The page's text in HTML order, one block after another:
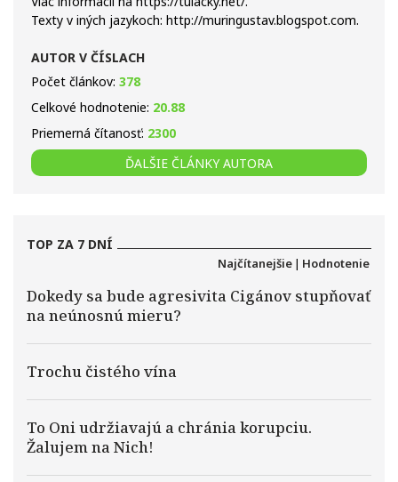
Texty v iných jazykoch: http://muringustav.blogspot.com.
AUTOR V ČÍSLACH
Počet článkov: 378
Celkové hodnotenie: 20.88
Priemerná čítanosť: 2300
ĎALŠIE ČLÁNKY AUTORA
TOP ZA 7 DNÍ
Najčítanejšie | Hodnotenie
Dokedy sa bude agresivita Cigánov stupňovať
na neúnosnú mieru?
Trochu čistého vína
To Oni udržiavajú a chránia korupciu.
Žalujem na Nich!